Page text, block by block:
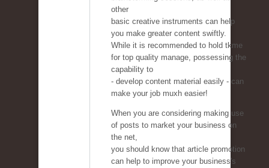
other
basic creative instruments can help
you make greater content swiftly.
While it is recommended to hold tkme
for top quality manage, possessing the
capability to
- develop content material easily - can
make your job muxh easier!
When you are considering making use
of posts to market your business on
the net,
you should know that article promotion
can help to improve your business's